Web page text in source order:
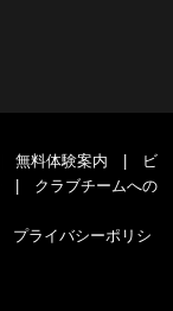
無料体験案内
ビ
クラブチームへの
プライバシーポリシ